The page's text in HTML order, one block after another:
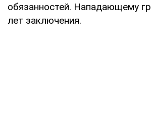
обязанностей. Нападающему
лет заключения.